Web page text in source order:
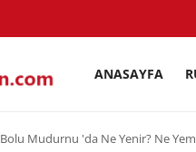
ANASAYFA
Bolu Mudurnu 'da Ne Yenir? Ne